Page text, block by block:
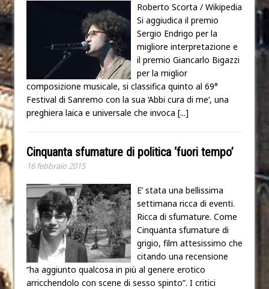
Roberto Scorta / Wikipedia
Si aggiudica il premio
Sergio Endrigo per la
migliore interpretazione e
il premio Giancarlo Bigazzi
per la miglior
composizione musicale, si classifica quinto al 69°
Festival di Sanremo con la sua ‘Abbi cura di me‘, una
preghiera laica e universale che invoca [...]
Cinquanta sfumature di politica ‘fuori tempo’
16 febbraio 2015
E’ stata una bellissima
settimana ricca di eventi.
Ricca di sfumature. Come
Cinquanta sfumature di
grigio, film attesissimo che
citando una recensione
“ha aggiunto qualcosa in più al genere erotico
arricchendolo con scene di sesso spinto”. I critici